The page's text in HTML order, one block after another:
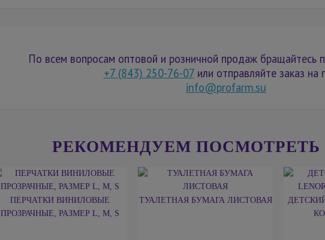
По всем вопросам оптовой и розничной продаж бращайтесь
+7 (843) 250-76-07или отправляйте заказ на
info@profarm.su
РЕКОМЕНДУЕМ ПОСМОТРЕТЬ
ПЕРЧАТКИ ВИНИЛОВЫЕ
ПРОЗРАЧНЫЕ, РАЗМЕР L, М, S
ТУАЛЕТНАЯ БУМАГА ЛИСТОВАЯ